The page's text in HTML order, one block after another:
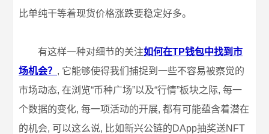
比单纯干等着现货价格涨跌要稳定好多。
有这样一种对细节的关注如何在TP钱包中找到市
场机会？ , 它能够使得我们捕捉到一些不容易被察觉的
市场动态, 在浏览“币种广场”以及“行情”板块之际, 每一
个数据的变化, 每一项活动的开展, 都有可能蕴含着潜在
的机会, 可以这么说, 比如新兴公链的DApp抽奖送NFT